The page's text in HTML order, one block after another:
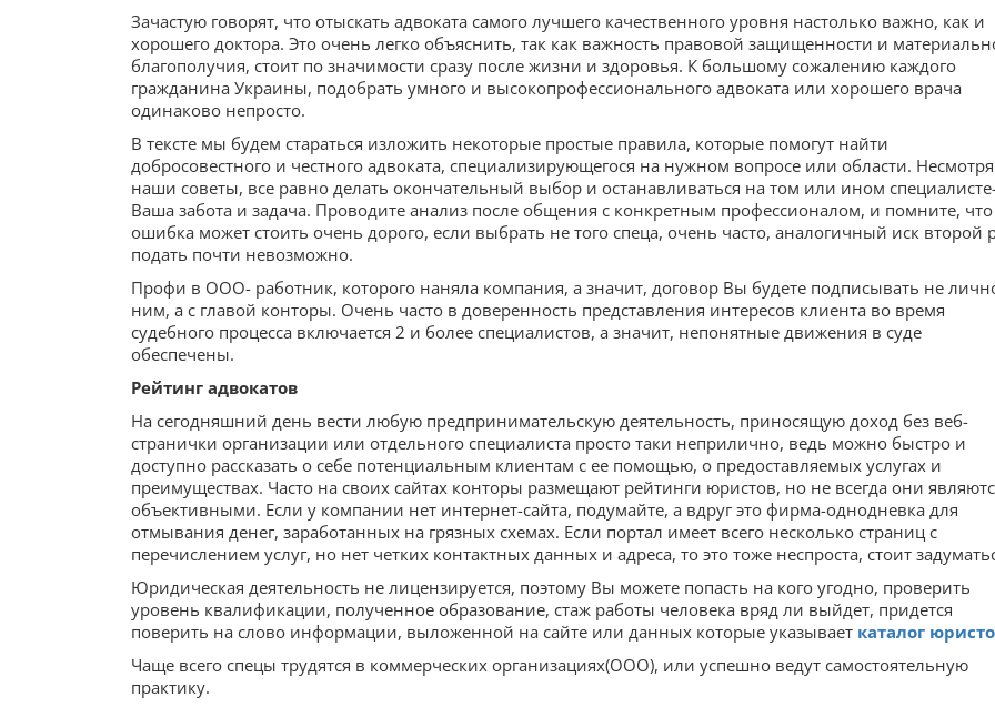
Зачастую говорят, что отыскать адвоката самого лучшего качественного уровня настолько важно, как и
хорошего доктора. Это очень легко объяснить, так как важность правовой защищенности и
благополучия, стоит по значимости сразу после жизни и здоровья. К большому сожалению каждого
гражданина Украины, подобрать умного и высокопрофессионального адвоката или хорошего врача
одинаково непросто.
В тексте мы будем стараться изложить некоторые простые правила, которые помогут найти
добросовестного и честного адвоката, специализирующегося на нужном вопросе или области.
наши советы, все равно делать окончательный выбор и останавливаться на том или ином
Ваша забота и задача. Проводите анализ после общения с конкретным профессионалом, и помните, что
ошибка может стоить очень дорого, если выбрать не того спеца, очень часто, аналогичный иск второй
подать почти невозможно.
Профи в ООО- работник, которого наняла компания, а значит, договор Вы будете подписывать не
ним, а с главой конторы. Очень часто в доверенность представления интересов клиента во время
судебного процесса включается 2 и более специалистов, а значит, непонятные движения в суде
обеспечены.
Рейтинг адвокатов
На сегодняшний день вести любую предпринимательскую деятельность, приносящую доход без веб-
странички организации или отдельного специалиста просто таки неприлично, ведь можно быстро и
доступно рассказать о себе потенциальным клиентам с ее помощью, о предоставляемых услугах и
преимуществах. Часто на своих сайтах конторы размещают рейтинги юристов, но не всегда они
объективными. Если у компании нет интернет-сайта, подумайте, а вдруг это фирма-однодневка для
отмывания денег, заработанных на грязных схемах. Если портал имеет всего несколько страниц с
перечислением услуг, но нет четких контактных данных и адреса, то это тоже неспроста, стоит
Юридическая деятельность не лицензируется, поэтому Вы можете попасть на кого угодно, проверить
уровень квалификации, полученное образование, стаж работы человека вряд ли выйдет, придется
поверить на слово информации, выложенной на сайте или данных которые указывает каталог
Чаще всего спецы трудятся в коммерческих организациях(ООО), или успешно ведут самостоятельную
практику.